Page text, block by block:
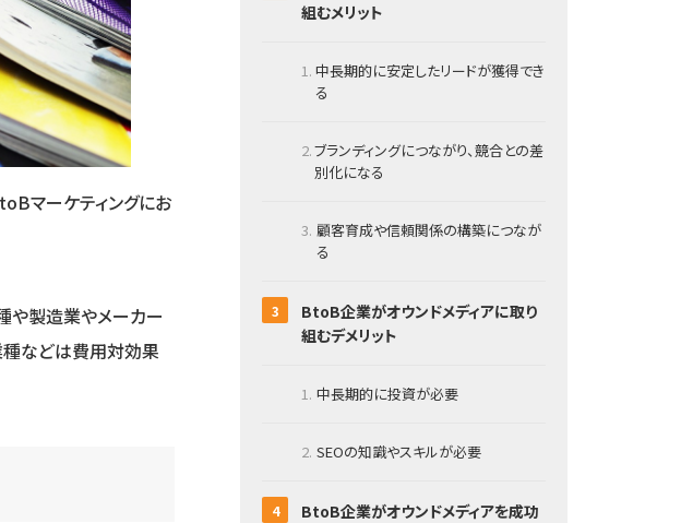
マーケティングにお
や製造業やメーカー
種などは費用対効果
組むメリット
中長期的に安定したリードが獲得でき
る
ブランディングにつながり、競合との差
別化になる
顧客育成や信頼関係の構築につなが
る
BtoB企業がオウンドメディアに取り
組むデメリット
中長期的に投資が必要
SEOの知識やスキルが必要
BtoB企業がオウンドメディアを成功